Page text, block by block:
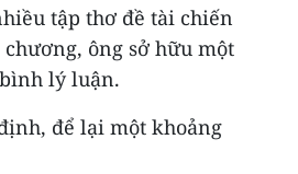
tập thơ đề tài chiến
ông sở hữu một
lý luận.
để lại một khoảng